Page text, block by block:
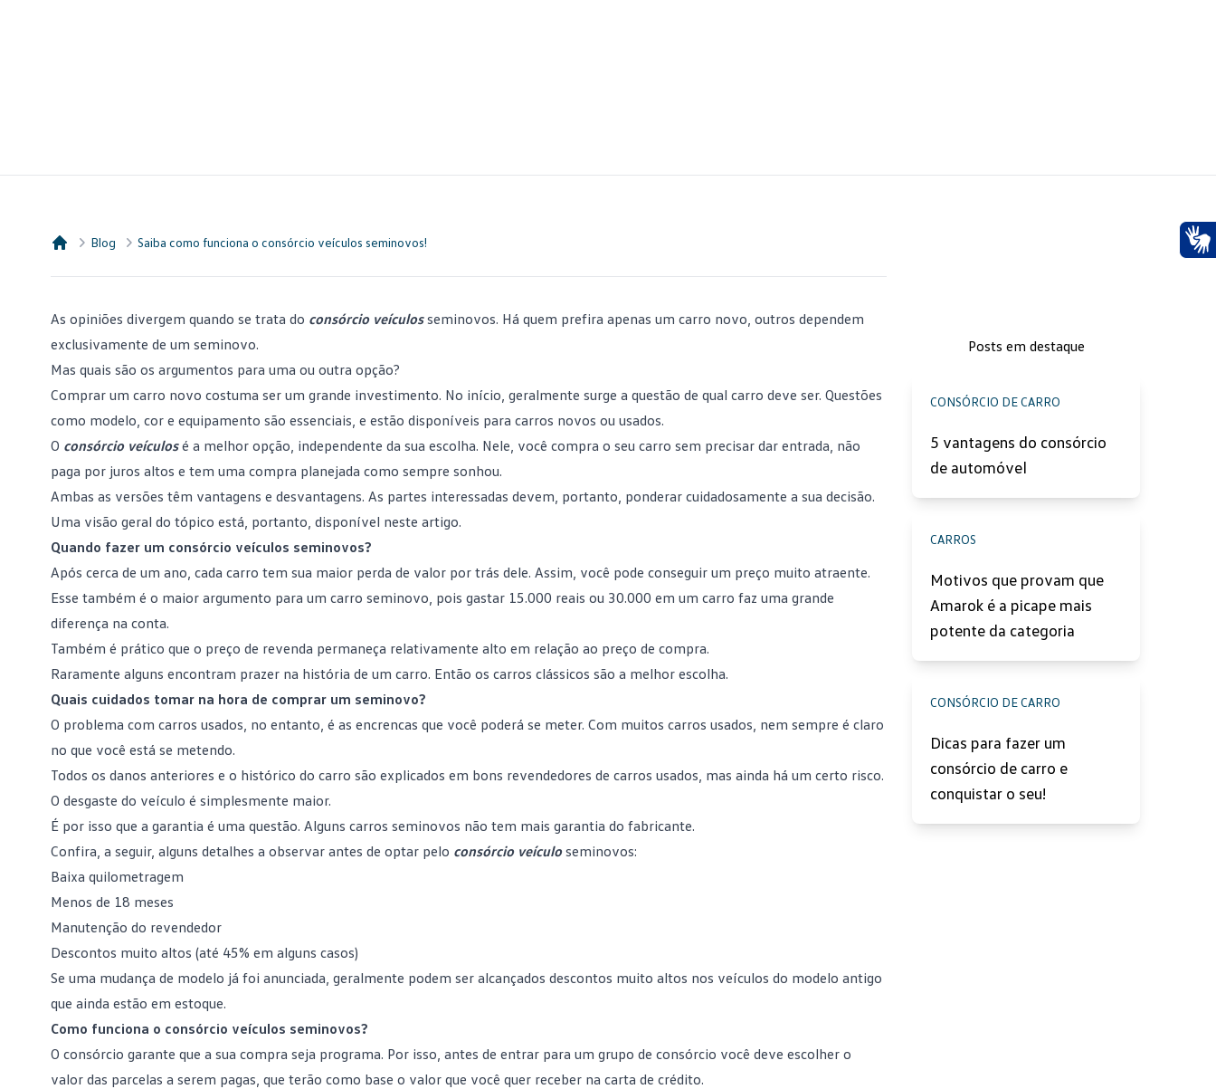
Blog Saiba como funciona o consórcio veículos seminovos!
As opiniões divergem quando se trata do consórcio veículosseminovos. Há quem prefira apenas um carro novo, outros dependem
exclusivamente de um seminovo.
Mas quais são os argumentos para uma ou outra opção?
Comprar um carro novo costuma ser um grande investimento. No início, geralmente surge a questão de qual carro deve ser. Questões
como modelo, cor e equipamento são essenciais, e estão disponíveis para carros novos ou usados.
O consórcio veículosé a melhor opção, independente da sua escolha. Nele, você compra o seu carro sem precisar dar entrada, não
paga por juros altos e tem uma compra planejada como sempre sonhou.
Ambas as versões têm vantagens e desvantagens. As partes interessadas devem, portanto, ponderar cuidadosamente a sua decisão.
Uma visão geral do tópico está, portanto, disponível neste artigo.
Quando fazer um consórcio veículos seminovos?
Após cerca de um ano, cada carro tem sua maior perda de valor por trás dele. Assim, você pode conseguir um preço muito atraente.
Esse também é o maior argumento para um carro seminovo, pois gastar 15.000 reais ou 30.000 em um carro faz uma grande
diferença na conta.
Também é prático que o preço de revenda permaneça relativamente alto em relação ao preço de compra.
Raramente alguns encontram prazer na história de um carro. Então os carros clássicos são a melhor escolha.
Quais cuidados tomar na hora de comprar um seminovo?
O problema com carros usados, no entanto, é as encrencas que você poderá se meter. Com muitos carros usados, nem sempre é claro
no que você está se metendo.
Todos os danos anteriores e o histórico do carro são explicados em bons revendedores de carros usados, mas ainda há um certo risco.
O desgaste do veículo é simplesmente maior.
É por isso que a garantia é uma questão. Alguns carros seminovos ​​não tem mais garantia do fabricante.
Confira, a seguir, alguns detalhes a observar antes de optar pelo consórcio veículoseminovos:
Baixa quilometragem
Menos de 18 meses
Manutenção do revendedor
Descontos muito altos (até 45% em alguns casos)
Se uma mudança de modelo já foi anunciada, geralmente podem ser alcançados descontos muito altos nos veículos do modelo antigo
que ainda estão em estoque.
Como funciona o consórcio veículos seminovos?
O consórcio garante que a sua compra seja programa. Por isso, antes de entrar para um grupo de consórcio você deve escolher o
valor das parcelas a serem pagas, que terão como base o valor que você quer receber na carta de crédito.
Posts em destaque
CONSÓRCIO DE CARRO
5 vantagens do consórcio
de automóvel
CARROS
Motivos que provam que
Amarok é a picape mais
potente da categoria
CONSÓRCIO DE CARRO
Dicas para fazer um
consórcio de carro e
conquistar o seu!